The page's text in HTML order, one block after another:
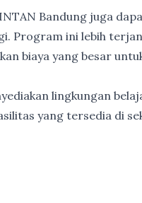
Bandung juga
Program ini lebih
biaya yang besar
lingkungan
yang tersedia di